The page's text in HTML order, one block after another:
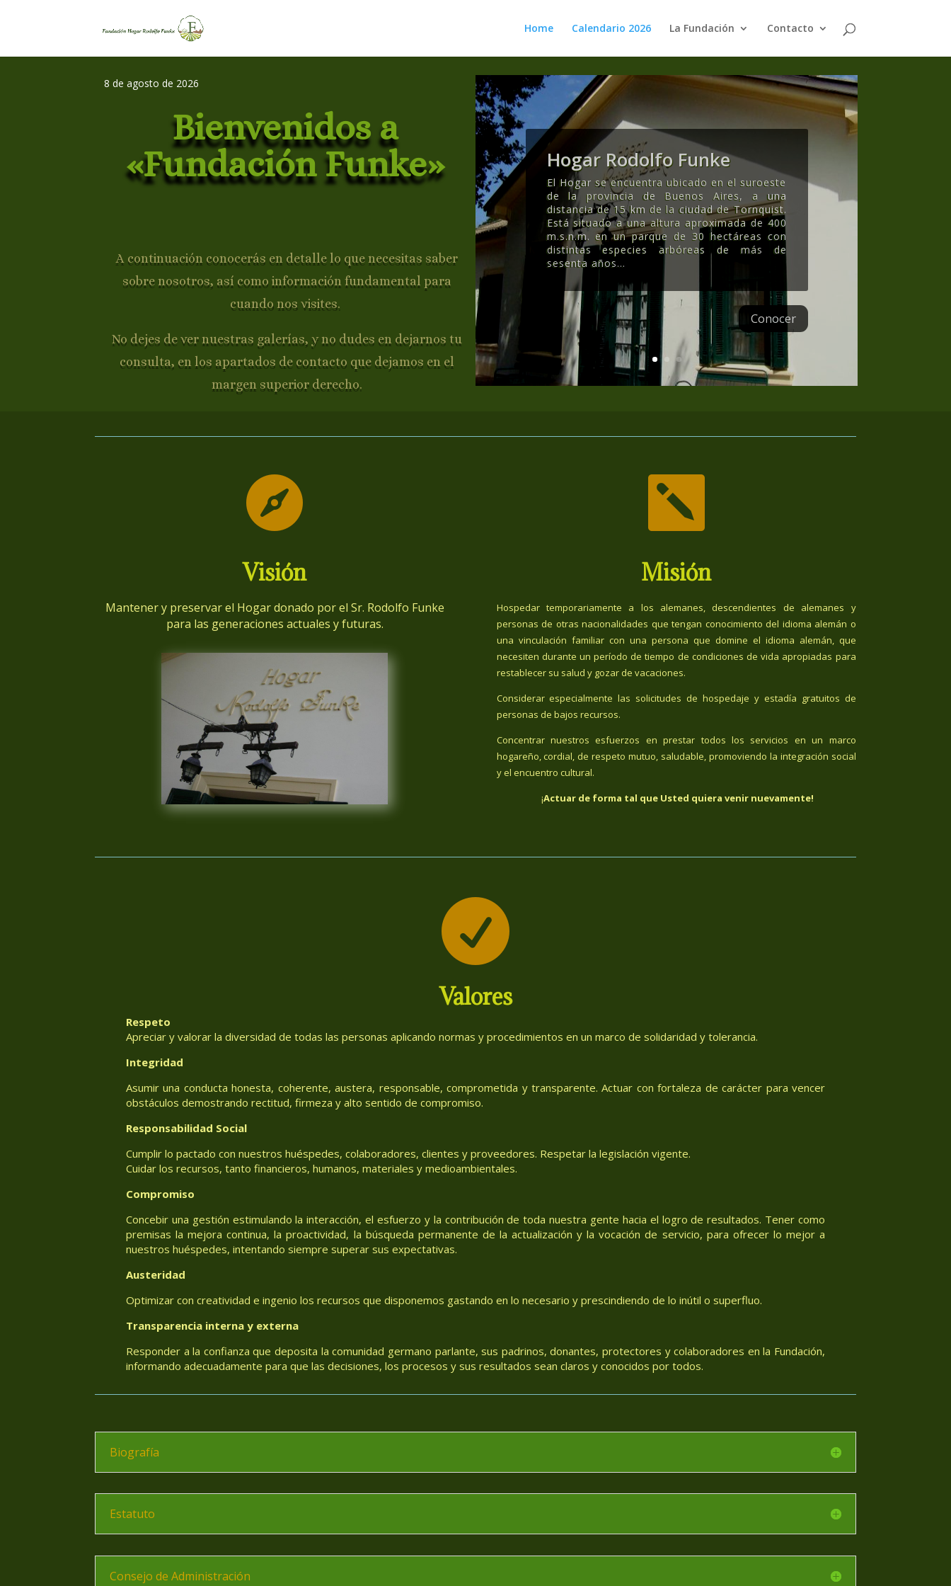
Home Calendario 2026 La Fundación Contacto
8 de agosto de 2026
Bienvenidos a
«Fundación Funke»
A continuación conocerás en detalle lo que necesitas saber
sobre nosotros, así como información fundamental para
cuando nos visites.
No dejes de ver nuestras galerías, y no dudes en dejarnos tu
consulta, en los apartados de contacto que dejamos en el
margen superior derecho.
Hogar Rodolfo Funke
El Hogar se encuentra ubicado en el suroeste
de la provincia de Buenos Aires, a una
distancia de 15 km de la ciudad de Tornquist.
Está situado a una altura aproximada de 400
m.s.n.m. en un parque de 30 hectáreas con
distintas especies arbóreas de más de
sesenta años...
Conocer

Visión
Mantener y preservar el Hogar donado por el Sr. Rodolfo Funke
para las generaciones actuales y futuras.

Misión
Hospedar temporariamente a los alemanes, descendientes de alemanes y
personas de otras nacionalidades que tengan conocimiento del idioma alemán o
una vinculación familiar con una persona que domine el idioma alemán, que
necesiten durante un período de tiempo de condiciones de vida apropiadas para
restablecer su salud y gozar de vacaciones.
Considerar especialmente las solicitudes de hospedaje y estadía gratuitos de
personas de bajos recursos.
Concentrar nuestros esfuerzos en prestar todos los servicios en un marco
hogareño, cordial, de respeto mutuo, saludable, promoviendo la integración social
y el encuentro cultural.
¡Actuar de forma tal que Usted quiera venir nuevamente!

Valores
Respeto
Apreciar y valorar la diversidad de todas las personas aplicando normas y procedimientos en un marco de solidaridad y tolerancia.
Integridad
Asumir una conducta honesta, coherente, austera, responsable, comprometida y transparente. Actuar con fortaleza de carácter para vencer
obstáculos demostrando rectitud, firmeza y alto sentido de compromiso.
Responsabilidad Social
Cumplir lo pactado con nuestros huéspedes, colaboradores, clientes y proveedores. Respetar la legislación vigente.
Cuidar los recursos, tanto financieros, humanos, materiales y medioambientales.
Compromiso
Concebir una gestión estimulando la interacción, el esfuerzo y la contribución de toda nuestra gente hacia el logro de resultados. Tener como
premisas la mejora continua, la proactividad, la búsqueda permanente de la actualización y la vocación de servicio, para ofrecer lo mejor a
nuestros huéspedes, intentando siempre superar sus expectativas.
Austeridad
Optimizar con creatividad e ingenio los recursos que disponemos gastando en lo necesario y prescindiendo de lo inútil o superfluo.
Transparencia interna y externa
Responder a la confianza que deposita la comunidad germano parlante, sus padrinos, donantes, protectores y colaboradores en la Fundación,
informando adecuadamente para que las decisiones, los procesos y sus resultados sean claros y conocidos por todos.
Biografía
Estatuto
Consejo de Administración